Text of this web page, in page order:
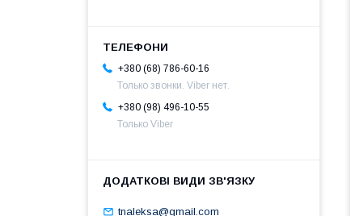
+380 (68) 786-60-16
Только звонки. Viber нет.
+380 (98) 496-10-55
Только Viber
tnaleksa@gmail.com